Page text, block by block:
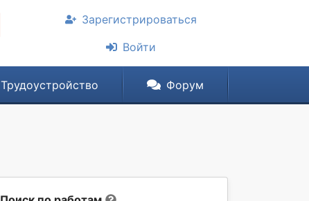
Зарегистрироваться
Войти
Трудоустройство Форум